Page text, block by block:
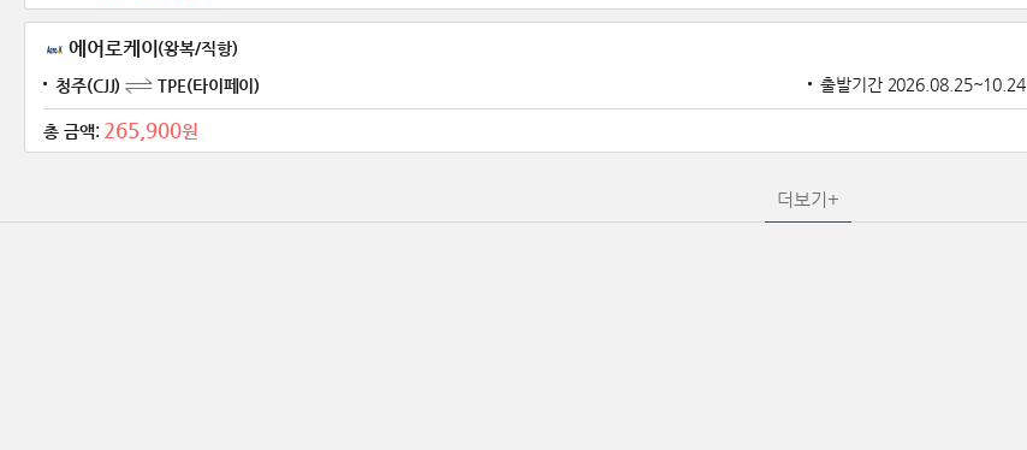
에어로케이 (왕복/직항)
청주(CJJ)
TPE(타이페이) 출발기간 2026.08.25~10.24
총 금액: 265,900원
더보기+